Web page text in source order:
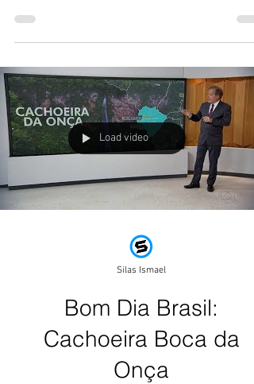
cidades do Brasil...
Load video
Silas Ismael
Bom Dia Brasil:
Cachoeira Boca da